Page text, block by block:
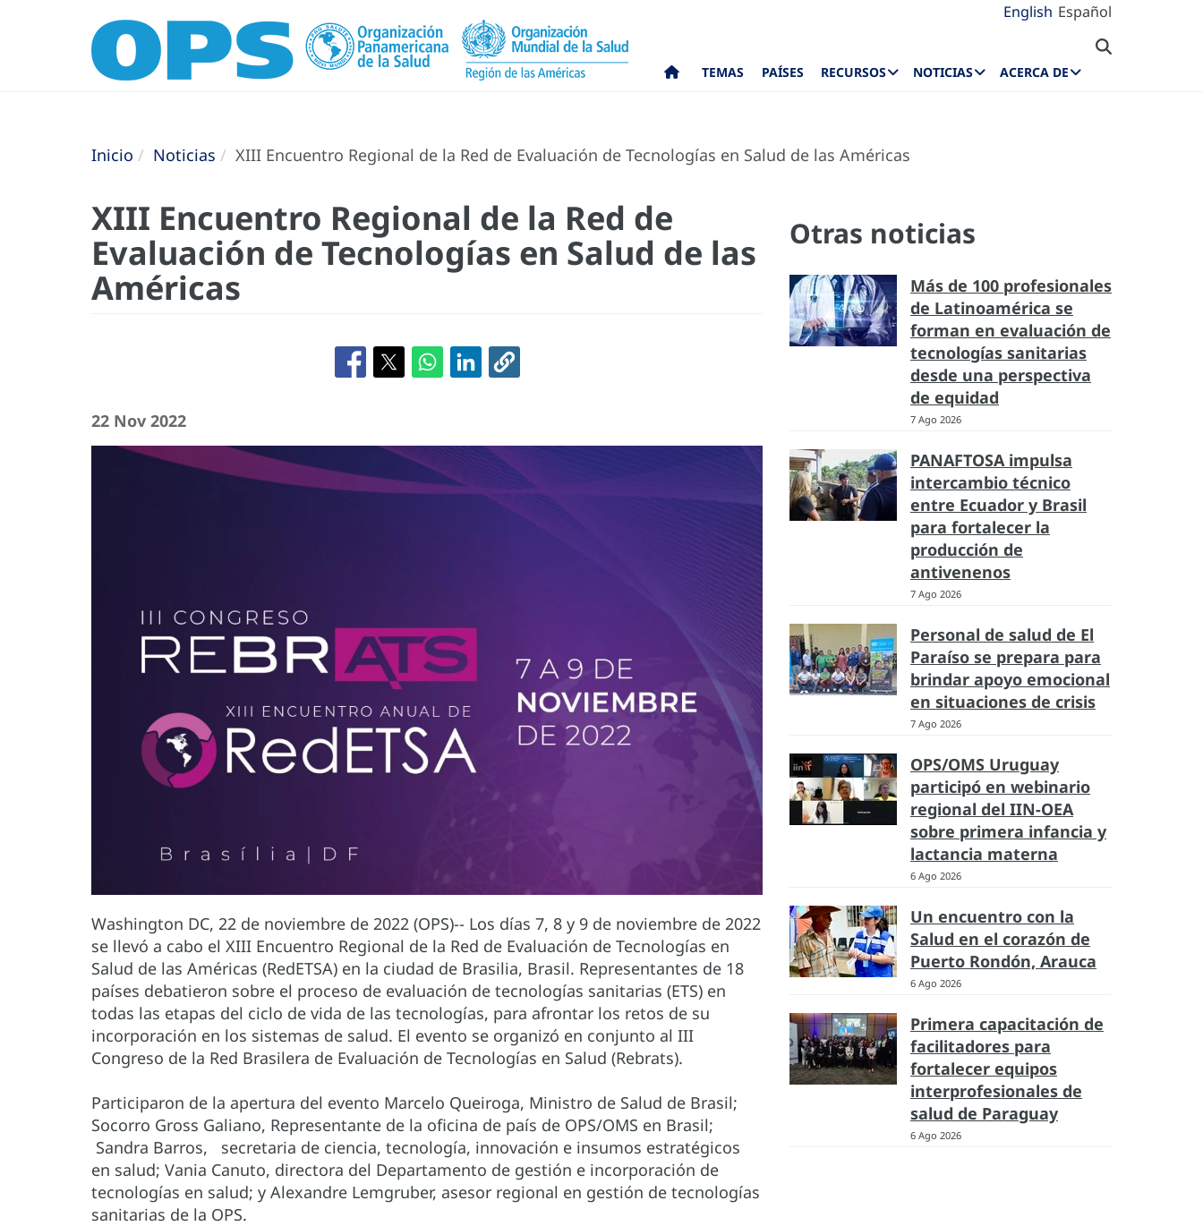
English Español
TEMAS PAÍSES RECURSOS NOTICIAS ACERCA DE
Inicio Noticias XIII Encuentro Regional de la Red de Evaluación de Tecnologías en Salud de las Américas
XIII Encuentro Regional de la Red de
Evaluación de Tecnologías en Salud de las
Américas
22 Nov 2022
Washington DC, 22 de noviembre de 2022 (OPS)-- Los días 7, 8 y 9 de noviembre de 2022
se llevó a cabo el XIII Encuentro Regional de la Red de Evaluación de Tecnologías en
Salud de las Américas (RedETSA) en la ciudad de Brasilia, Brasil. Representantes de 18
países debatieron sobre el proceso de evaluación de tecnologías sanitarias (ETS) en
todas las etapas del ciclo de vida de las tecnologías, para afrontar los retos de su
incorporación en los sistemas de salud. El evento se organizó en conjunto al III
Congreso de la Red Brasilera de Evaluación de Tecnologías en Salud (Rebrats).
Participaron de la apertura del evento Marcelo Queiroga, Ministro de Salud de Brasil;
Socorro Gross Galiano, Representante de la oficina de país de OPS/OMS en Brasil;
Sandra Barros, secretaria de ciencia, tecnología, innovación e insumos estratégicos
en salud; Vania Canuto, directora del Departamento de gestión e incorporación de
tecnologías en salud; y Alexandre Lemgruber, asesor regional en gestión de tecnologías
sanitarias de la OPS.
Otras noticias
Más de 100 profesionales
de Latinoamérica se
forman en evaluación de
tecnologías sanitarias
desde una perspectiva
de equidad
7 Ago 2026
PANAFTOSA impulsa
intercambio técnico
entre Ecuador y Brasil
para fortalecer la
producción de
antivenenos
7 Ago 2026
Personal de salud de El
Paraíso se prepara para
brindar apoyo emocional
en situaciones de crisis
7 Ago 2026
OPS/OMS Uruguay
participó en webinario
regional del IIN-OEA
sobre primera infancia y
lactancia materna
6 Ago 2026
Un encuentro con la
Salud en el corazón de
Puerto Rondón, Arauca
6 Ago 2026
Primera capacitación de
facilitadores para
fortalecer equipos
interprofesionales de
salud de Paraguay
6 Ago 2026